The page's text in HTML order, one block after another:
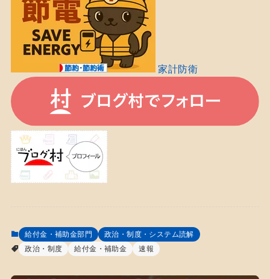
家計防衛
給付金・補助金部門
政治・制度・システム読解
政治・制度
給付金・補助金 速報